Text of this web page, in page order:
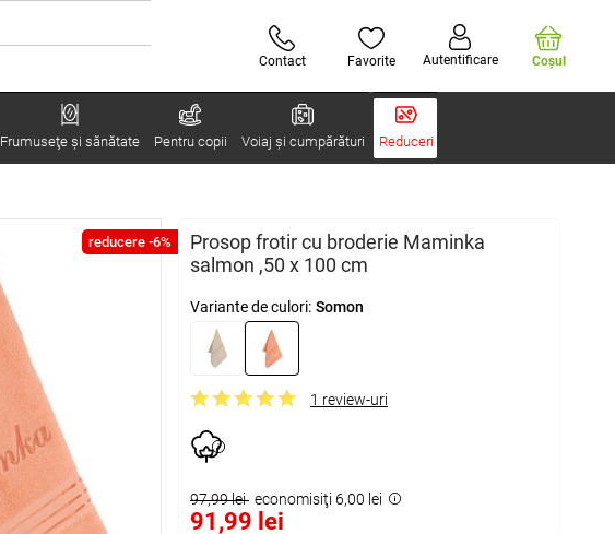
Contact Favorite Autentificare Coşul
Frumuseţe şi sănătate Pentru copii Voiaj și cumpărături Reduceri
reducere -6%
Prosop frotir cu broderie Maminka
salmon ,50 x 100 cm
Variante de culori: Somon
1 review-uri
97,99 lei economisiţi 6,00 lei
91,99 lei